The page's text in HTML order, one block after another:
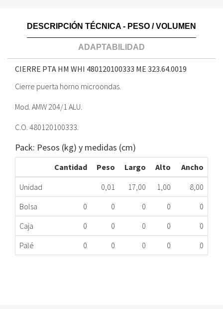
DESCRIPCIÓN TÉCNICA - PESO / VOLUMEN
ADAPTABILIDAD
CIERRE PTA HM WHI 480120100333 ME 323.64.0019
Cierre puerta horno microondas.
Mod. AMW 204/1 ALU.
C.O. 480120100333.
Pack: Pesos (kg) y medidas (cm)
Cantidad Peso Largo Alto
Ancho
Unidad
0,01 17,00 1,00
8,00
Bolsa
0 0 0 0
0
Caja
0 0 0 0
0
Palé
0 0 0 0 0